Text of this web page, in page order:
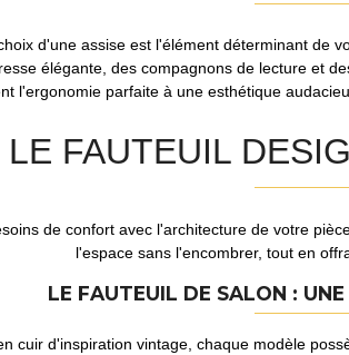
d'une assise est l'élément déterminant de
élégante, des compagnons de lecture et
l'ergonomie parfaite à une esthétique
FAUTEUIL
de confort avec l'architecture de votre
l'espace sans l'encombrer, tout en
LE FAUTEUIL DE SALON :
cuir d'inspiration vintage, chaque modèle